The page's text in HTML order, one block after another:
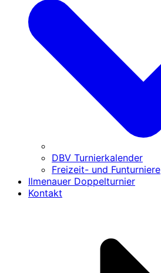
DBV Turnierkalender
Freizeit- und Funturniere
Ilmenauer Doppelturnier
Kontakt